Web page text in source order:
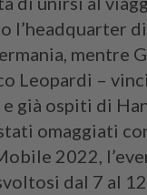
l’headquarter di
mentre
Leopardi –
già ospiti di
omaggiati
2022,
dal 7 al